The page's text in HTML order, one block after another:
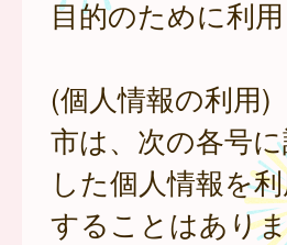
目的のために利用
(個人情報の利用)
市は、次の各号
した個人情報を
することはあり